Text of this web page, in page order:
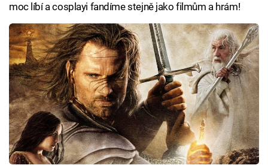
moc líbí a cosplayi fandíme stejně jako filmům a hrám!